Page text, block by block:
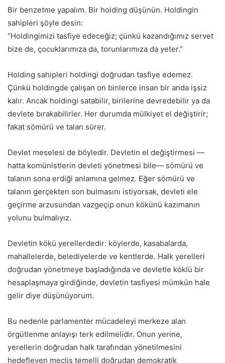
Bir benzetme yapalım. Bir holding düşünün. Holdingin
sahipleri şöyle desin:
“Holdingimizi tasfiye edeceğiz; çünkü kazandığımız servet
bize de, çocuklarımıza da, torunlarımıza da yeter.”
Holding sahipleri holdingi doğrudan tasfiye edemez.
Çünkü holdingde çalışan on binlerce insan bir anda işsiz
kalır. Ancak holdingi satabilir, birilerine devredebilir ya da
devlete bırakabilirler. Her durumda mülkiyet el değiştirir;
fakat sömürü ve talan sürer.
Devlet meselesi de böyledir. Devletin el değiştirmesi —
hatta komünistlerin devleti yönetmesi bile— sömürü ve
talanın sona erdiği anlamına gelmez. Eğer sömürü ve
talanın gerçekten son bulmasını istiyorsak, devleti ele
geçirme arzusundan vazgeçip onun kökünü kazımanın
yolunu bulmalıyız.
Devletin kökü yerellerdedir: köylerde, kasabalarda,
mahallelerde, belediyelerde ve kentlerde. Halk yerelleri
doğrudan yönetmeye başladığında ve devletle köklü bir
hesaplaşmaya girdiğinde, devletin tasfiyesi mümkün hale
gelir diye düşünüyorum.
Bu nedenle parlamenter mücadeleyi merkeze alan
örgütlenme anlayışı terk edilmelidir. Onun yerine,
yerellerin doğrudan halk tarafından yönetilmesini
hedefleyen meclis temelli doğrudan demokratik